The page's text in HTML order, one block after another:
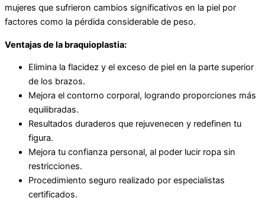
mujeres que sufrieron cambios significativos en la piel por
factores como la pérdida considerable de peso.
Ventajas de la braquioplastia:
Elimina la flacidez y el exceso de piel en la parte superior
de los brazos.
Mejora el contorno corporal, logrando proporciones más
equilibradas.
Resultados duraderos que rejuvenecen y redefinen tu
figura.
Mejora tu confianza personal, al poder lucir ropa sin
restricciones.
Procedimiento seguro realizado por especialistas
certificados.